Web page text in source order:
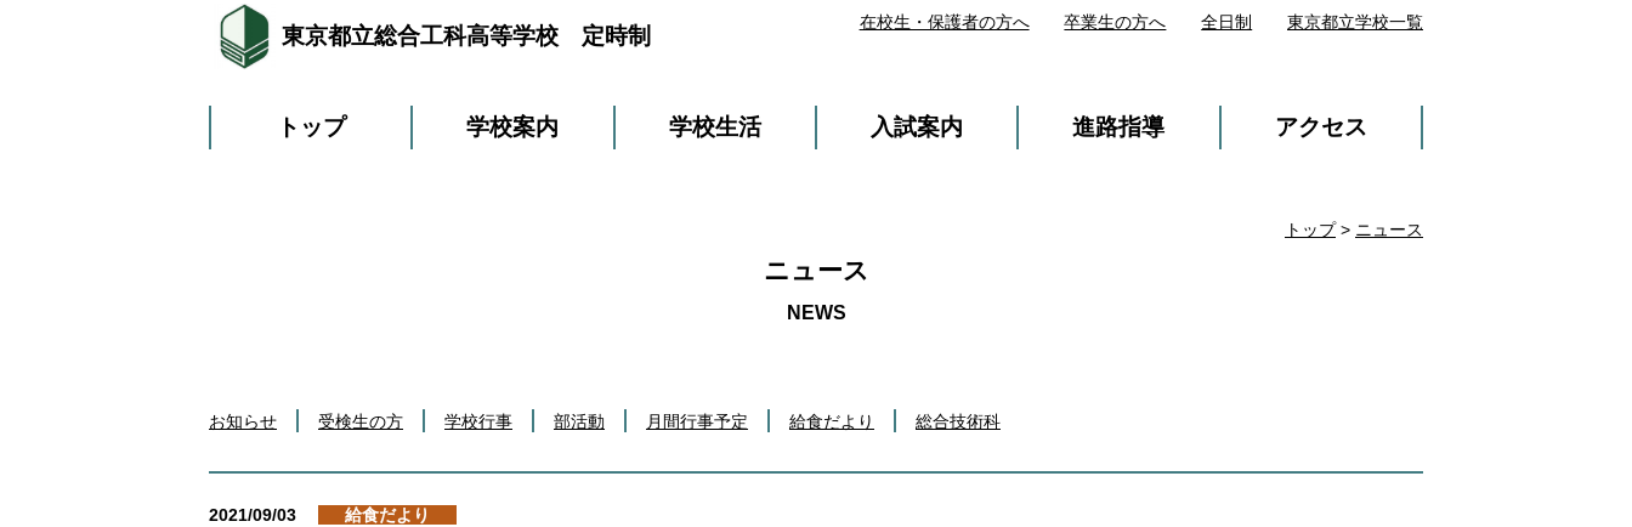
東京都立総合工科高等学校 定時制
トップ 学校案内 学校生活 入試案内 進路指導 アクセス
在校生・保護者の方へ 卒業生の方へ 東京都立学校一覧
全日制
トップ> ニュース
ニュース
お知らせ 受検生の方 学校行事 部活動 月間行事予定 給食だより 総合技術科
2021/09/03 給食だより